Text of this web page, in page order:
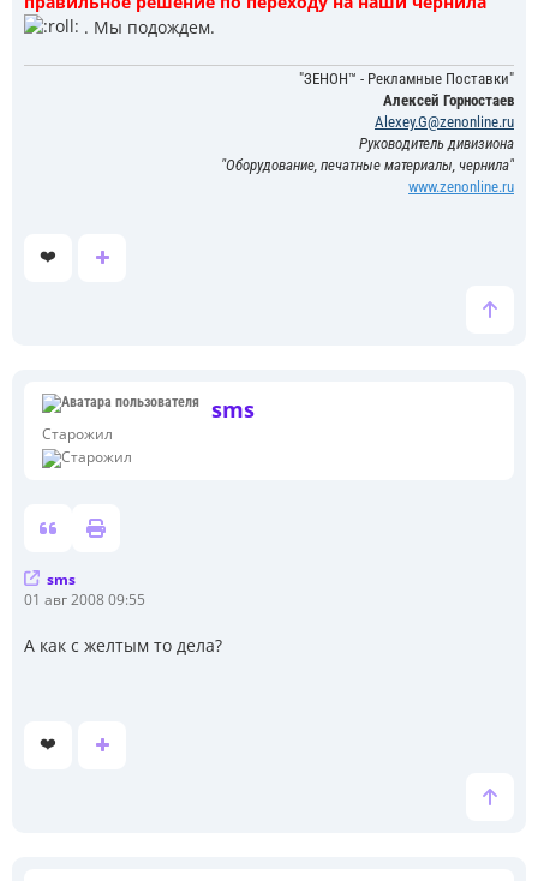
и
е
. Мы подождем.
"ЗЕНОН™ - Рекламные Поставки"
Алексей Горностаев
Alexey.G@zenonline.ru
Руководитель дивизиона
"Оборудование, печатные материалы, чернила"
www.zenonline.ru
❤️
sms
Старожил
С
б
е
sms
01 авг 2008 09:55
А как с желтым то дела?
❤️